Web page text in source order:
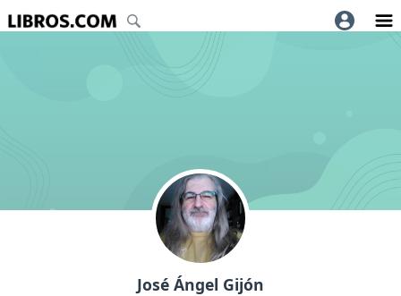
José Ángel Gijón